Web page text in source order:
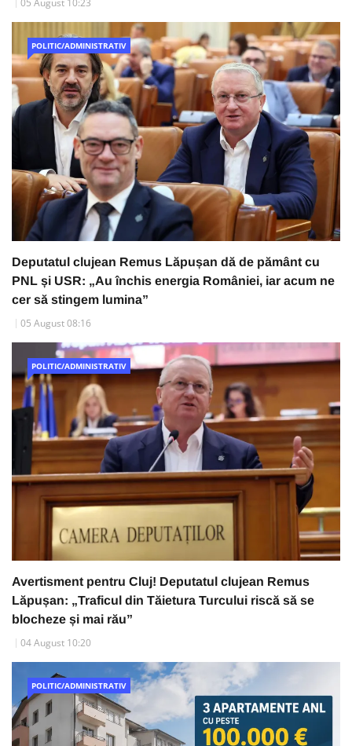
05 August 10:23
POLITIC/ADMINISTRATIV
Deputatul clujean Remus Lăpușan dă de pământ cu
PNL și USR: „Au închis energia României, iar acum ne
cer să stingem lumina”
05 August 08:16
POLITIC/ADMINISTRATIV
Avertisment pentru Cluj! Deputatul clujean Remus
Lăpușan: „Traficul din Tăietura Turcului riscă să se
blocheze și mai rău”
04 August 10:20
POLITIC/ADMINISTRATIV